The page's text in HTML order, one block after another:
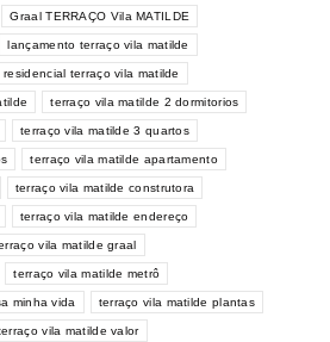
Graal TERRAÇO Vila MATILDE
lançamento terraço vila matilde
residencial terraço vila matilde
terraço vila matilde 2 dormitorios
terraço vila matilde 3 quartos
terraço vila matilde apartamento
terraço vila matilde construtora
terraço vila matilde endereço
vila matilde graal
terraço vila matilde metrô
minha vida terraço vila matilde plantas
vila matilde valor